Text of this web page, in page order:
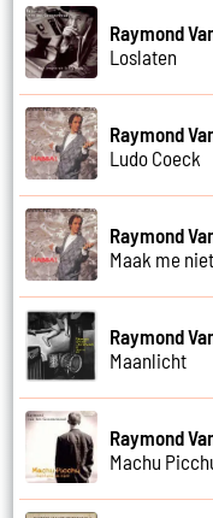
Raymond
Loslaten
Raymond
Ludo Coeck
Raymond
Maak me
Raymond
Maanlicht
Raymond
Machu